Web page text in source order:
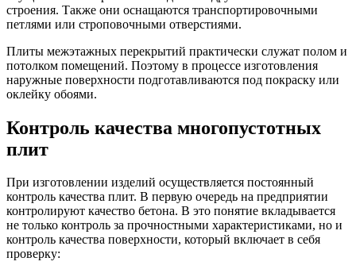
строения. Также они оснащаются транспортировочными
петлями или строповочными отверстиями.
Плиты межэтажных перекрытий практически служат полом и
потолком помещений. Поэтому в процессе изготовления
наружные поверхности подготавливаются под покраску или
оклейку обоями.
Контроль качества многопустотных
плит
При изготовлении изделий осуществляется постоянный
контроль качества плит. В первую очередь на предприятии
контролируют качество бетона. В это понятие вкладывается
не только контроль за прочностными характеристиками, но и
контроль качества поверхности, который включает в себя
проверку: